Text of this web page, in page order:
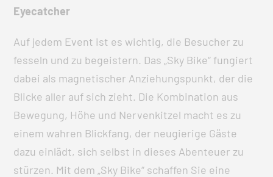
Eyecatcher
Auf jedem Event ist es wichtig, die Besucher zu
fesseln und zu begeistern. Das „Sky Bike“ fungiert
dabei als magnetischer Anziehungspunkt, der die
Blicke aller auf sich zieht. Die Kombination aus
Bewegung, Höhe und Nervenkitzel macht es zu
einem wahren Blickfang, der neugierige Gäste
dazu einlädt, sich selbst in dieses Abenteuer zu
stürzen. Mit dem „Sky Bike“ schaffen Sie eine